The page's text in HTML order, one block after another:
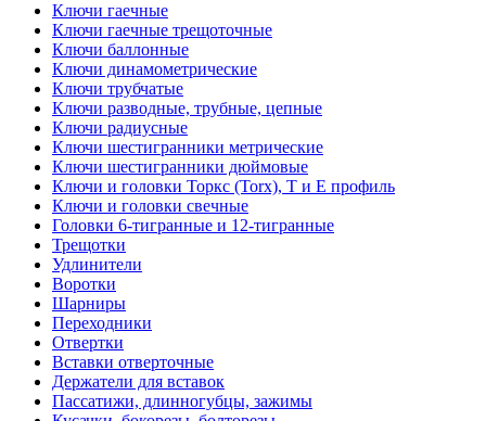
Ключи гаечные
Ключи гаечные трещоточные
Ключи баллонные
Ключи динамометрические
Ключи трубчатые
Ключи разводные, трубные, цепные
Ключи радиусные
Ключи шестигранники метрические
Ключи шестигранники дюймовые
Ключи и головки Торкс (Torx), Т и Е профиль
Ключи и головки свечные
Головки 6-тигранные и 12-тигранные
Трещотки
Удлинители
Воротки
Шарниры
Переходники
Отвертки
Вставки отверточные
Держатели для вставок
Пассатижи, длинногубцы, зажимы